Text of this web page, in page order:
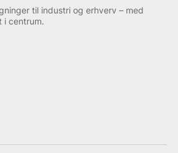
til industri og erhverv – med
i centrum.